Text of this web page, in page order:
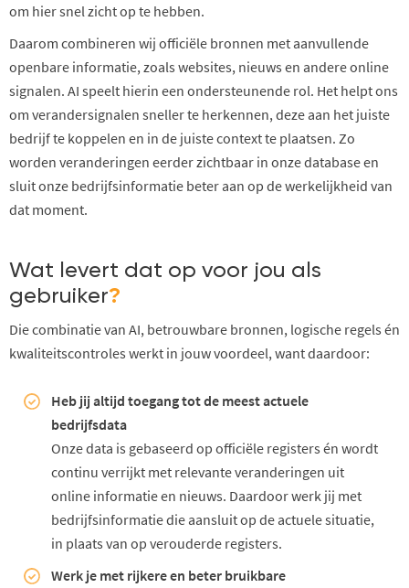
om hier snel zicht op te hebben.
Daarom combineren wij officiële bronnen met aanvullende
openbare informatie, zoals websites, nieuws en andere online
signalen. AI speelt hierin een ondersteunende rol. Het helpt ons
om verandersignalen sneller te herkennen, deze aan het juiste
bedrijf te koppelen en in de juiste context te plaatsen. Zo
worden veranderingen eerder zichtbaar in onze database en
sluit onze bedrijfsinformatie beter aan op de werkelijkheid van
dat moment.
Wat levert dat op voor jou als
gebruiker?
Die combinatie van AI, betrouwbare bronnen, logische regels én
kwaliteitscontroles werkt in jouw voordeel, want daardoor:
Heb jij altijd toegang tot de meest actuele
bedrijfsdata
Onze data is gebaseerd op officiële registers én wordt
continu verrijkt met relevante veranderingen uit
online informatie en nieuws. Daardoor werk jij met
bedrijfsinformatie die aansluit op de actuele situatie,
in plaats van op verouderde registers.
Werk je met rijkere en beter bruikbare